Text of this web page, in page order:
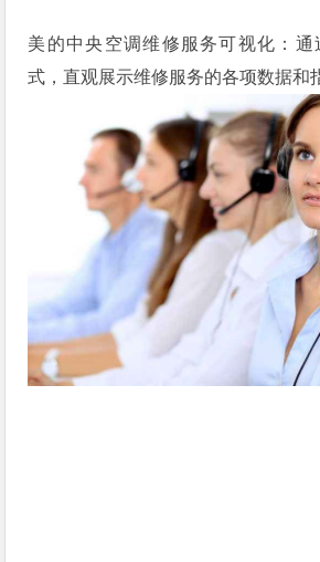
美的中央空调维修服务可视化：通
式，直观展示维修服务的各项数据和